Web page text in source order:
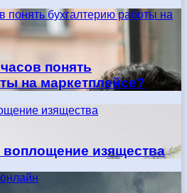
понять бухгалтерию работы на
понять
на маркетплейсе?
изящества
воплощение изящества